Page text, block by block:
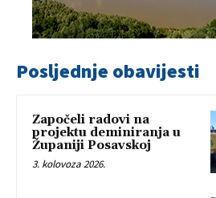
Posljednje obavijesti
Započeli radovi na
projektu deminiranja u
Županiji Posavskoj
3. kolovoza 2026.